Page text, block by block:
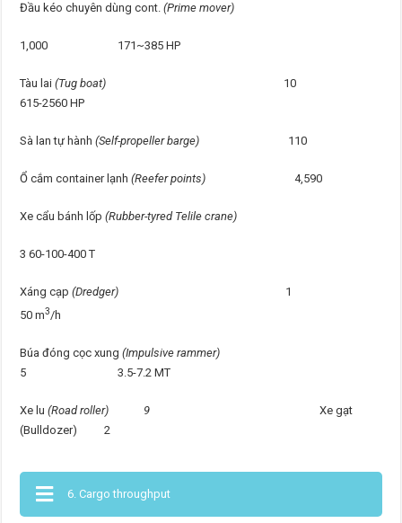
Đầu kéo chuyên dùng cont.(Prime mover)
1,000 171~385 HP
Tàu lai(Tug boat) 10
615-2560 HP
Sà lan tự hành(Self-propeller barge) 110
Ổ cắm container lạnh(Reefer points) 4,590
Xe cẩu bánh lốp(Rubber-tyred Telile crane)
3 60-100-400 T
Xáng cạp(Dredger) 1
50 m3/h
Búa đóng cọc xung(Impulsive rammer)
5 3.5-7.2 MT
Xe lu(Road roller) 9 Xe gạt
(Bulldozer) 2
6. Cargo throughput